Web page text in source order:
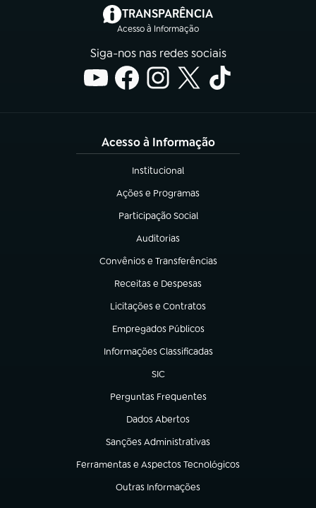
TRANSPARÊNCIA
Acesso à Informação
(abre em nova aba)
Siga-nos nas redes sociais
Acesso à Informação
Institucional
(abre em nova aba)
Ações e Programas
(abre em nova aba)
Participação Social
(abre em nova aba)
Auditorias
(abre em nova aba)
Convênios e Transferências
(abre em nova aba)
Receitas e Despesas
(abre em nova aba)
Licitações e Contratos
(abre em nova aba)
Empregados Públicos
(abre em nova aba)
Informações Classificadas
(abre em nova aba)
SIC
(abre em nova aba)
Perguntas Frequentes
(abre em nova aba)
Dados Abertos
(abre em nova aba)
Sanções Administrativas
(abre em nova aba)
Ferramentas e Aspectos Tecnológicos
(abre em nova aba)
Outras Informações
(abre em nova aba)